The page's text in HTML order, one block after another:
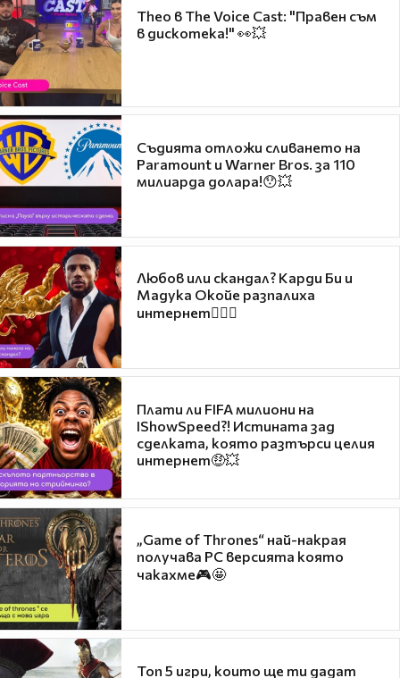
Theo в The Voice Cast: "Правен съм
в дискотека!" 👀💥
Съдията отложи сливането на
Paramount и Warner Bros. за 110
милиарда долара!😯💥
Любов или скандал? Карди Би и
Мадука Окойе разпалиха
интернет❤️‍🔥🔥
Плати ли FIFA милиони на
IShowSpeed?! Истината зад
сделката, която разтърси целия
интернет🤑💥
„Game of Thrones“ най-накрая
получава PC версията която
чакахме🎮🤩
Топ 5 игри, които ще ти дадат